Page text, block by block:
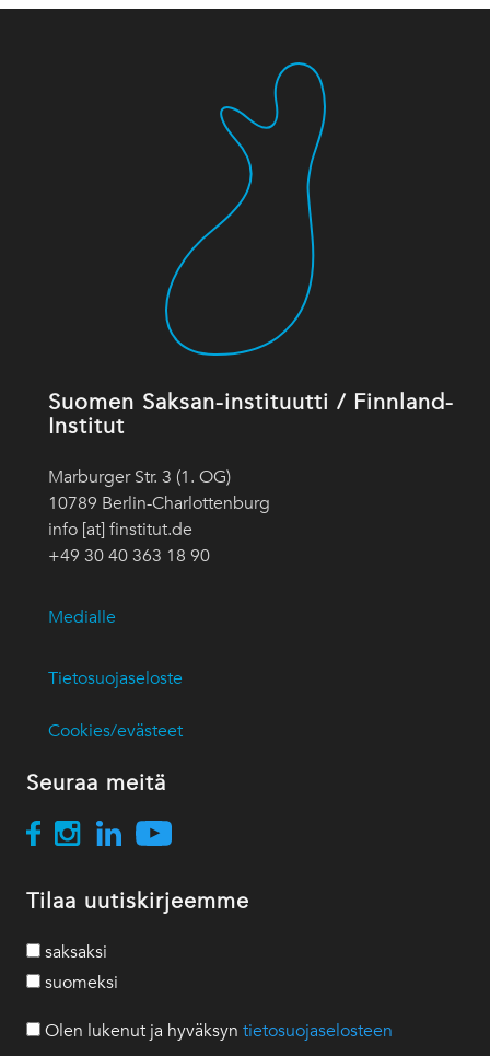
Suomen Saksan-instituutti / Finnland-
Institut
Marburger Str. 3 (1. OG)
10789 Berlin-Charlottenburg
info [at] finstitut.de
+49 30 40 363 18 90
Medialle
Tietosuojaseloste
Cookies/evästeet
Seuraa meitä
Tilaa uutiskirjeemme
saksaksi
suomeksi
Olen lukenut ja hyväksyn tietosuojaselosteen